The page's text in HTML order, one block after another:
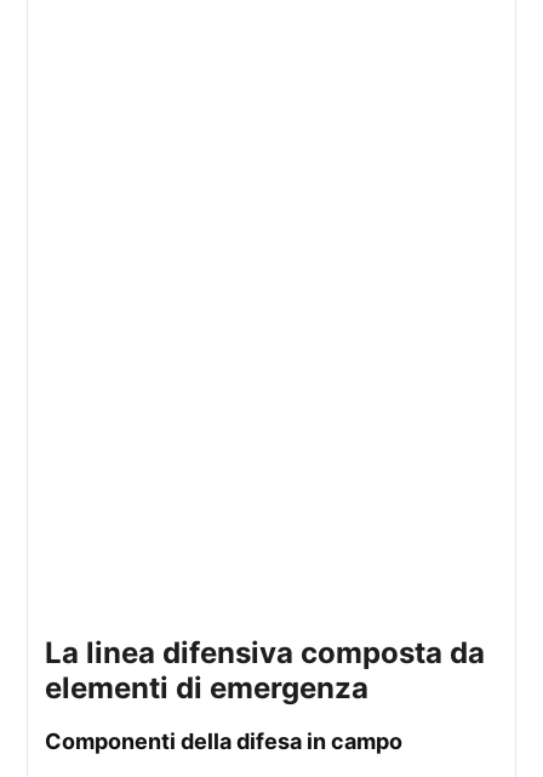
la linea difensiva composta da
elementi di emergenza
componenti della difesa in campo